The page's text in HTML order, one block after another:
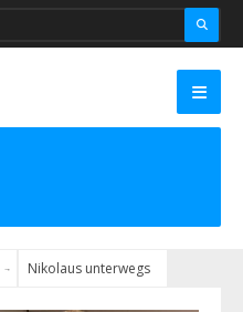
Nikolaus unterwegs